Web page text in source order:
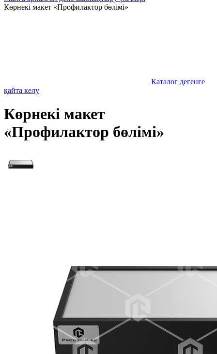
Көрнекі макет «Профилактор бөлімі»
Каталог дегенге
қайта келу
Көрнекі макет
«Профилактор бөлімі»